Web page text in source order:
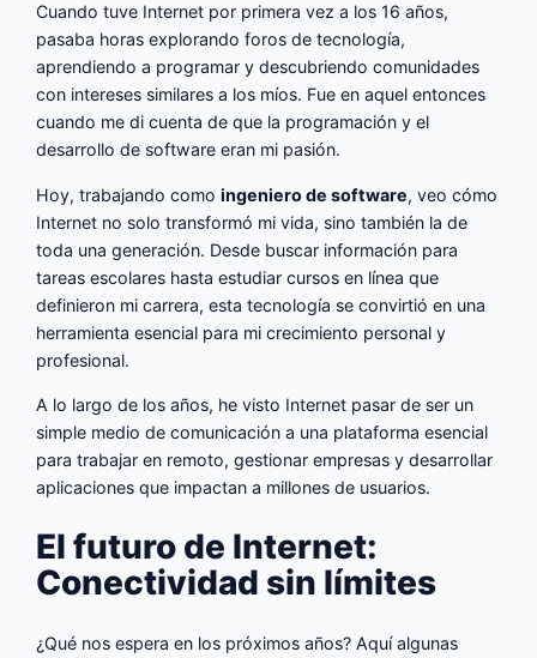
Cuando tuve Internet por primera vez a los 16 años,
pasaba horas explorando foros de tecnología,
aprendiendo a programar y descubriendo comunidades
con intereses similares a los míos. Fue en aquel entonces
cuando me di cuenta de que la programación y el
desarrollo de software eran mi pasión.
Hoy, trabajando comoingeniero de software, veo cómo
Internet no solo transformó mi vida, sino también la de
toda una generación. Desde buscar información para
tareas escolares hasta estudiar cursos en línea que
definieron mi carrera, esta tecnología se convirtió en una
herramienta esencial para mi crecimiento personal y
profesional.
A lo largo de los años, he visto Internet pasar de ser un
simple medio de comunicación a una plataforma esencial
para trabajar en remoto, gestionar empresas y desarrollar
aplicaciones que impactan a millones de usuarios.
El futuro de Internet:
Conectividad sin límites
¿Qué nos espera en los próximos años? Aquí algunas